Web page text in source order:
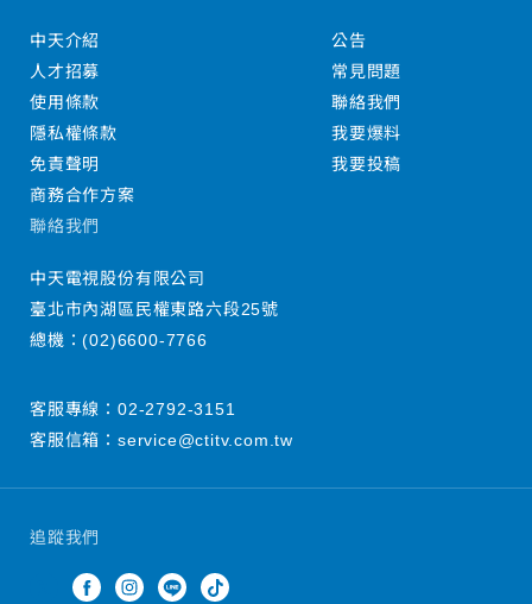
追蹤我們
中天介紹
人才招募
使用條款
隱私權條款
免責聲明
商務合作方案
公告
常見問題
聯絡我們
我要爆料
我要投稿
聯絡我們
中天電視股份有限公司
臺北市內湖區民權東路六段25號
總機：(02)6600-7766
客服專線： 02-2792-3151
客服信箱： service@ctitv.com.tw